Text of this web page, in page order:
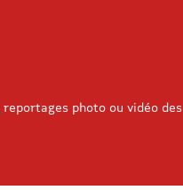
photo ou vidéo des